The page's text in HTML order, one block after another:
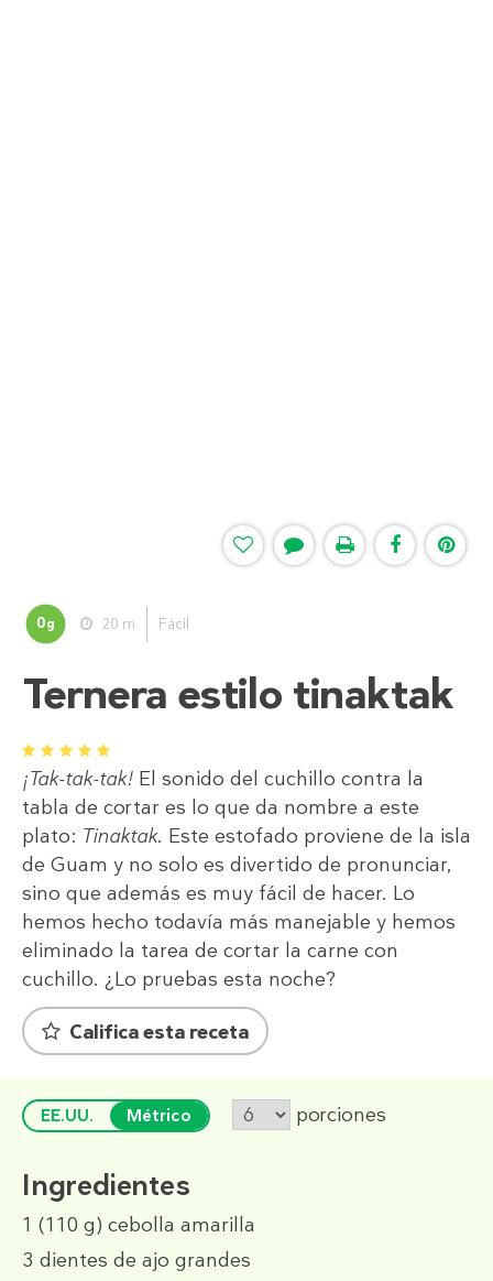
0g 20 m Fácil
Ternera estilo tinaktak
1 2 3 4 5
¡Tak-tak-tak! El sonido del cuchillo contra la
tabla de cortar es lo que da nombre a este
plato: Tinaktak. Este estofado proviene de la isla
de Guam y no solo es divertido de pronunciar,
sino que además es muy fácil de hacer. Lo
hemos hecho todavía más manejable y hemos
eliminado la tarea de cortar la carne con
cuchillo. ¿Lo pruebas esta noche?
Califica esta receta
EE.UU. Métrico porciones
Ingredientes
1 (110 g) cebolla amarilla
3 dientes de ajo grandes